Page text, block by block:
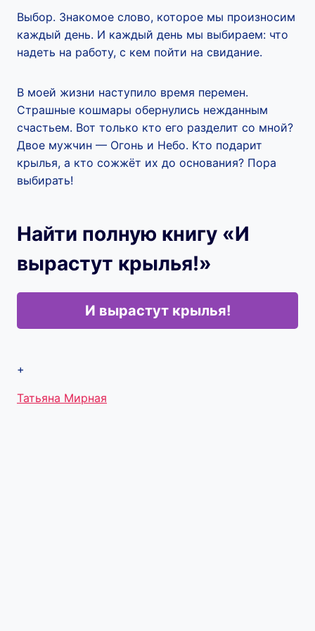
Выбор. Знакомое слово, которое мы произносим
каждый день. И каждый день мы выбираем: что
надеть на работу, с кем пойти на свидание.
В моей жизни наступило время перемен.
Страшные кошмары обернулись нежданным
счастьем. Вот только кто его разделит со мной?
Двое мужчин — Огонь и Небо. Кто подарит
крылья, а кто сожжёт их до основания? Пора
выбирать!
Найти полную книгу «И
вырастут крылья!»
И вырастут крылья!
+
Метки
Татьяна Мирная